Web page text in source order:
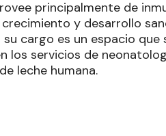
principalmente de
y desarrollo
cargo es un espacio que
los servicios de
leche humana.